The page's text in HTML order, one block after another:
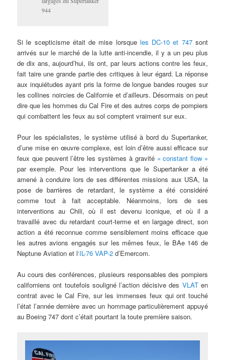
944
Si le scepticisme était de mise lorsque les DC-10 et 747sont
arrivés sur le marché de la lutte anti-incendie, il y a un peu plus
de dix ans, aujourd’hui, ils ont, par leurs actions contre les feux,
fait taire une grande partie des critiques à leur égard. La réponse
aux inquiétudes ayant pris la forme de longue bandes rouges sur
les collines noircies de Californie et d’ailleurs. Désormais on peut
dire que les hommes du Cal Fire et des autres corps de pompiers
qui combattent les feux au sol comptent vraiment sur eux.
Pour les spécialistes, le système utilisé à bord du Supertanker,
d’une mise en œuvre complexe, est loin d’être aussi efficace sur
feux que peuvent l’être les systèmes à gravité « constant flow »
par exemple. Pour les interventions que le Supertanker a été
amené à conduire lors de ses différentes missions aux USA, la
pose de barrières de retardant, le système a été considéré
comme tout à fait acceptable. Néanmoins, lors de ses
interventions au Chili, où il est devenu iconique, et où il a
travaillé avec du retardant court-terme et en largage direct, son
action a été reconnue comme sensiblement moins efficace que
les autres avions engagés sur les mêmes feux, le BAe 146 de
Neptune Aviation et l‘IL-76 VAP-2 d’Emercom.
Au cours des conférences, plusieurs responsables des pompiers
californiens ont toutefois souligné l’action décisive des VLATen
contrat avec le Cal Fire, sur les immenses feux qui ont touché
l’état l’année dernière avec un hommage particulièrement appuyé
au Boeing 747 dont c’était pourtant la toute première saison.